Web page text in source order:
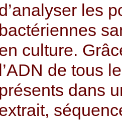
les
bactériennes
culture.
l’ADN de tous
présents dans